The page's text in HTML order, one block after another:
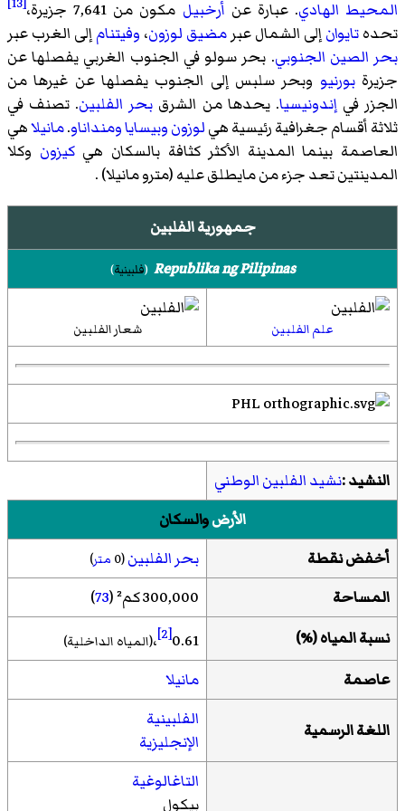
المحيط الهادي. عبارة عن أرخبيل مكون من 7,641 جزيرة،
تحدهتايوانإلى الشمال عبرمضيق لوزون، وفيتنامإلى الغرب عبر
بحر الصين الجنوبي. بحر سولو في الجنوب الغربي يفصلها عن
جزيرةبورنيو وبحر سلبس إلى الجنوب يفصلها عن غيرها من
الجزر فيإندونيسيا. يحدها من الشرق بحر الفلبين. تصنف في
ثلاثة أقسام جغرافية رئيسية هيلوزونوبيساياومنداناو.مانيلاهي
العاصمة بينما المدينة الأكثر كثافة بالسكان هيكيزون وكلا
المدينتين تعد جزء من مايطلق عليه (مترو مانيلا) .
جمهورية الفلبين
Republika ng Pilipinas
(فلبينية)
علم الفلبين شعار الفلبين
النشيد :نشيد الفلبين الوطني
الأرضوالسكان
أخفض نقطة
بحر الفلبين(0 متر)
المساحة 300,000 كم² ( 73
)
نسبة المياه(
%
)
0.61
[2] ،(المياه الداخلية)
عاصمة مانيلا
اللغة الرسمية
الفلبينية
الإنجليزية
التاغالوغية
بيكول